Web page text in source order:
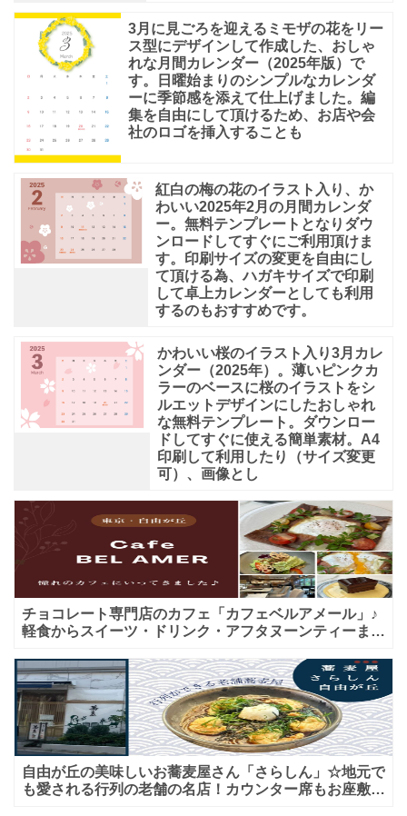
3月に見ごろを迎えるミモザの花をリー
ス型にデザインして作成した、おしゃ
れな月間カレンダー（2025年版）で
す。日曜始まりのシンプルなカレンダ
ーに季節感を添えて仕上げました。編
集を自由にして頂けるため、お店や会
社のロゴを挿入することも
紅白の梅の花のイラスト入り、か
わいい2025年2月の月間カレンダ
ー。無料テンプレートとなりダウ
ンロードしてすぐにご利用頂けま
す。印刷サイズの変更を自由にし
て頂ける為、ハガキサイズで印刷
して卓上カレンダーとしても利用
するのもおすすめです。
かわいい桜のイラスト入り3月カレ
ンダー（2025年）。薄いピンクカ
ラーのベースに桜のイラストをシ
ルエットデザインにしたおしゃれ
な無料テンプレート。ダウンロー
ドしてすぐに使える簡単素材。A4
印刷して利用したり（サイズ変更
可）、画像とし
チョコレート専門店のカフェ「カフェベルアメール」♪
軽食からスイーツ・ドリンク・アフタヌーンティーまで
自由が丘の美味しいお蕎麦屋さん「さらしん」☆地元で
も愛される行列の老舗の名店！カウンター席もお座敷も